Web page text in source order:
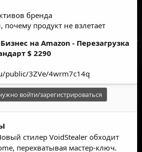
бренда
почему продукт не взлетает
на Amazon - Перезагрузка
$ 2290
public/3ZVe/4wrm7c14q
войти/зарегистрироваться
стилер VoidStealer обходит
перехватывая мастер-ключ.